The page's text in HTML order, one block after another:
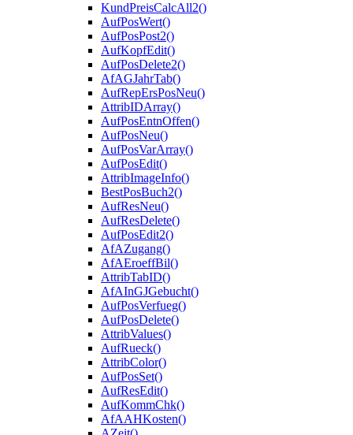
KundPreisCalcAll2()
AufPosWert()
AufPosPost2()
AufKopfEdit()
AufPosDelete2()
AfAGJahrTab()
AufRepErsPosNeu()
AttribIDArray()
AufPosEntnOffen()
AufPosNeu()
AufPosVarArray()
AufPosEdit()
AttribImageInfo()
BestPosBuch2()
AufResNeu()
AufResDelete()
AufPosEdit2()
AfAZugang()
AfAEroeffBil()
AttribTabID()
AfAInGJGebucht()
AufPosVerfueg()
AufPosDelete()
AttribValues()
AufRueck()
AttribColor()
AufPosSet()
AufResEdit()
AufKommChk()
AfAAHKosten()